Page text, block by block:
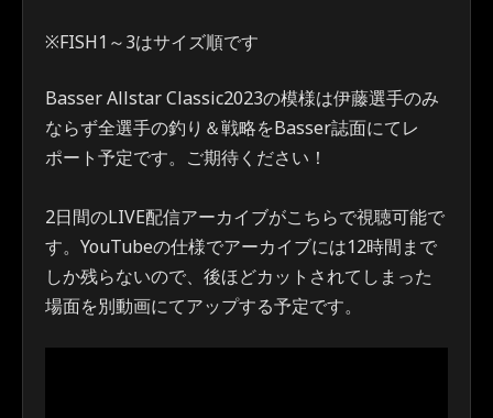
※FISH1～3はサイズ順です
Basser Allstar Classic2023の模様は伊藤選手のみ
ならず全選手の釣り＆戦略をBasser誌面にてレ
ポート予定です。ご期待ください！
2日間のLIVE配信アーカイブがこちらで視聴可能で
す。YouTubeの仕様でアーカイブには12時間まで
しか残らないので、後ほどカットされてしまった
場面を別動画にてアップする予定です。